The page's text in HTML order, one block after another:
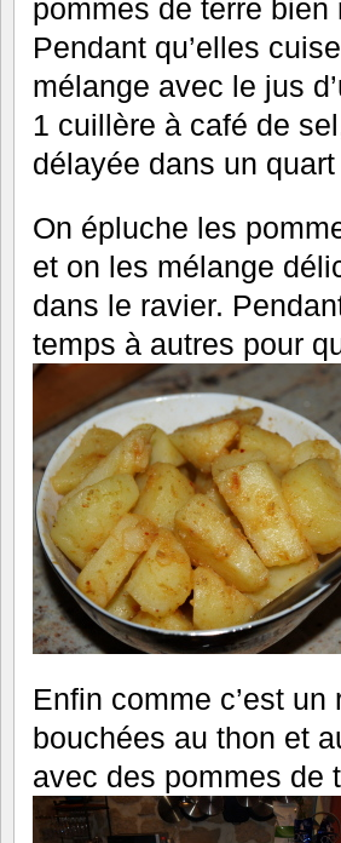
pommes de terre
Pendant qu’elles
mélange avec le jus
1 cuillère à café de
délayée dans un quart
On épluche les
et on les mélange
dans le ravier.
temps à autres pour
Enfin comme c’est
bouchées au thon et
avec des pommes de